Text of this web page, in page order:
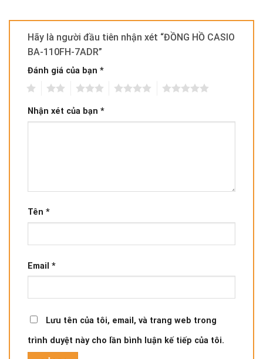
Hãy là người đầu tiên nhận xét “ĐỒNG HỒ CASIO
BA-110FH-7ADR”
Đánh giá của bạn *
Nhận xét của bạn *
Tên *
Email *
Lưu tên của tôi, email, và trang web trong
trình duyệt này cho lần bình luận kế tiếp của tôi.